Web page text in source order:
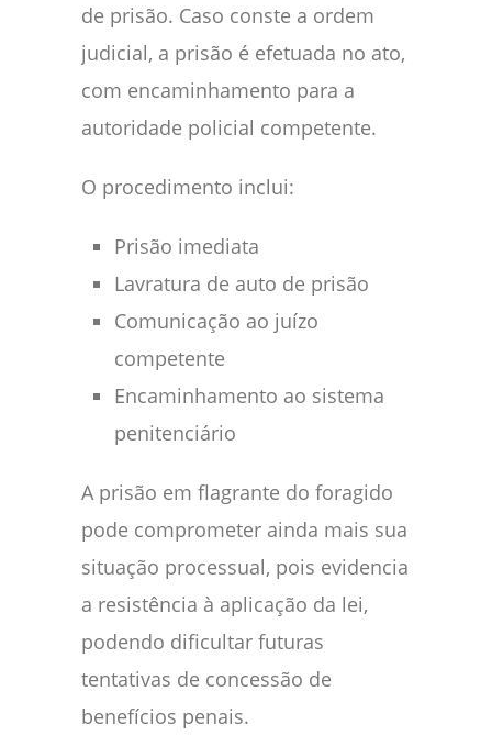
de prisão. Caso conste a ordem
judicial, a prisão é efetuada no ato,
com encaminhamento para a
autoridade policial competente.
O procedimento inclui:
Prisão imediata
Lavratura de auto de prisão
Comunicação ao juízo
competente
Encaminhamento ao sistema
penitenciário
A prisão em flagrante do foragido
pode comprometer ainda mais sua
situação processual, pois evidencia
a resistência à aplicação da lei,
podendo dificultar futuras
tentativas de concessão de
benefícios penais.